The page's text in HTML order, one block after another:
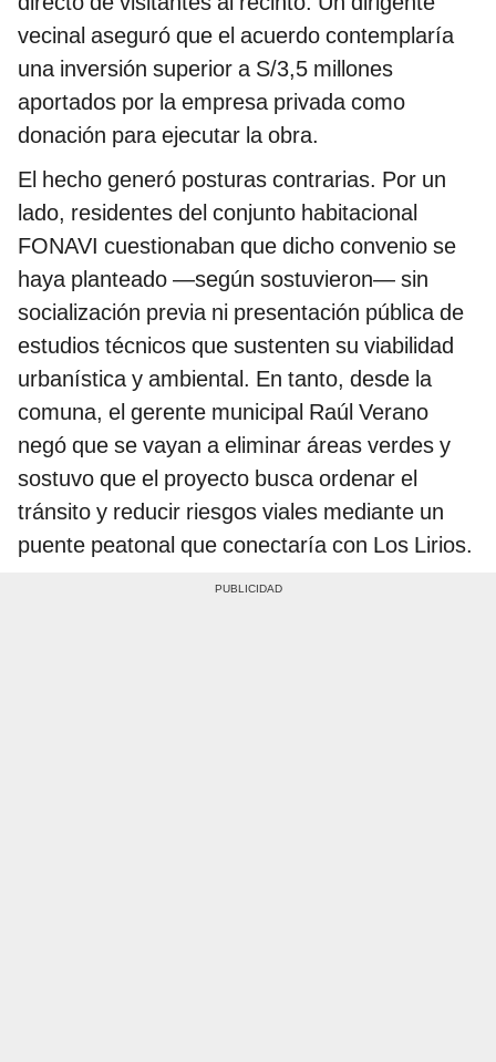
vecinal aseguró que el acuerdo contemplaría
una inversión superior a S/3,5 millones
aportados por la empresa privada como
donación para ejecutar la obra.
El hecho generó posturas contrarias. Por un
lado, residentes del conjunto habitacional
FONAVI cuestionaban que dicho convenio se
haya planteado —según sostuvieron— sin
socialización previa ni presentación pública de
estudios técnicos que sustenten su viabilidad
urbanística y ambiental. En tanto, desde la
comuna, el gerente municipal Raúl Verano
negó que se vayan a eliminar áreas verdes y
sostuvo que el proyecto busca ordenar el
tránsito y reducir riesgos viales mediante un
puente peatonal que conectaría con Los Lirios.